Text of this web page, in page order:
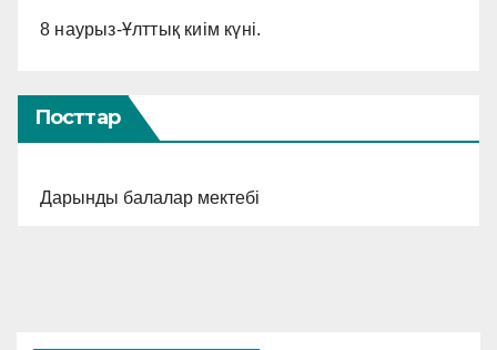
8 наурыз-Ұлттық киім күні.
Посттар
Дарынды балалар мектебі